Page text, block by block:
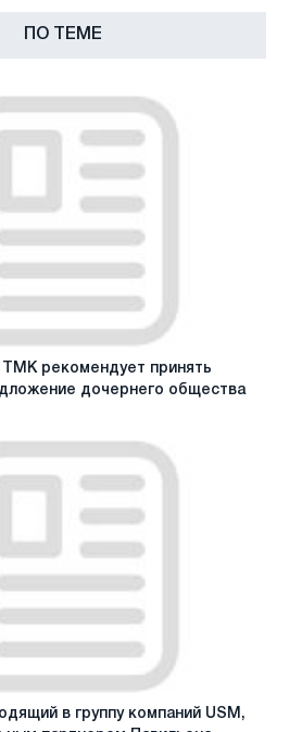
ПО ТЕМЕ
рекомендует принять
дочернего общества
в группу компаний USM,